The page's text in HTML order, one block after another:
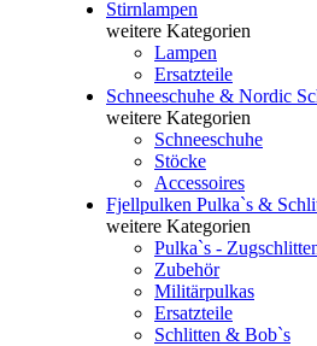
Stirnlampen
weitere Kategorien
Lampen
Ersatzteile
Schneeschuhe & Nordic
weitere Kategorien
Schneeschuhe
Stöcke
Accessoires
Fjellpulken Pulka`s &
weitere Kategorien
Pulka`s -
Zubehör
Militärpulkas
Ersatzteile
Schlitten & Bob`s